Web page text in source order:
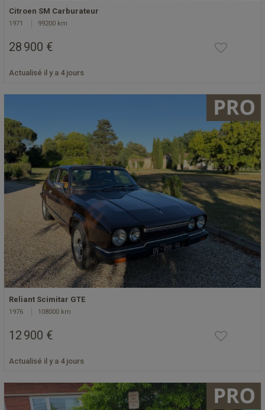
Citroen SM Carburateur
1971 99200 km
28 900 €
Actualisé il y a 4 jours
Reliant Scimitar GTE
1976 108000 km
12 900 €
Actualisé il y a 4 jours